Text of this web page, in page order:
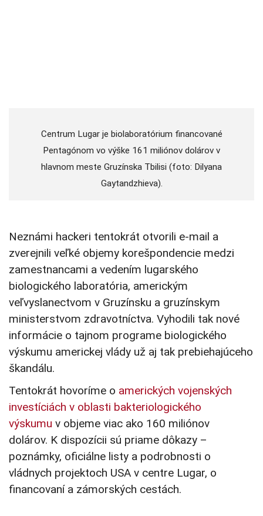
Centrum Lugar je biolaboratórium financované
Pentagónom vo výške 161 miliónov dolárov v
hlavnom meste Gruzínska Tbilisi (foto: Dilyana
Gaytandzhieva).
Neznámi hackeri tentokrát otvorili e-mail a
zverejnili veľké objemy korešpondencie medzi
zamestnancami a vedením lugarského
biologického laboratória, americkým
veľvyslanectvom v Gruzínsku a gruzínskym
ministerstvom zdravotníctva. Vyhodili tak nové
informácie o tajnom programe biologického
výskumu americkej vlády už aj tak prebiehajúceho
škandálu.
Tentokrát hovoríme o amerických vojenských
investíciách v oblasti bakteriologického
výskumu v objeme viac ako 160 miliónov
dolárov. K dispozícii sú priame dôkazy –
poznámky, oficiálne listy a podrobnosti o
vládnych projektoch USA v centre Lugar, o
financovaní a zámorských cestách.